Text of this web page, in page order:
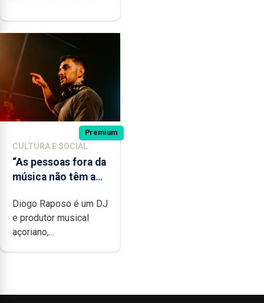
Premium
CULTURA E SOCIAL
“As pessoas fora da
música não têm a
difícil é produzir
uma música”
Diogo Raposo é um DJ
e produtor musical
açoriano,...